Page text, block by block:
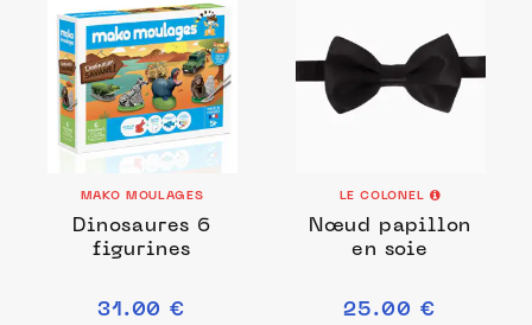
MAKO MOULAGES
Dinosaures 6
figurines
31.00 €
LE COLONEL
Nœud papillon
en soie
25.00 €